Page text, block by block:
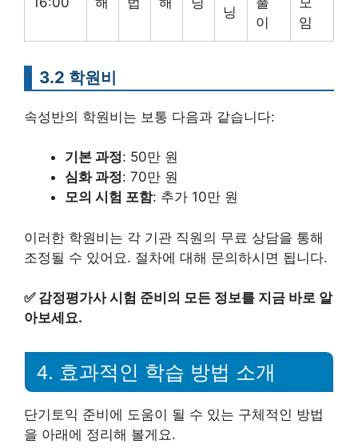
닝
이
임
3.2 학원비
속성반의 학원비는 보통 다음과 같습니다:
기본 과정: 50만 원
심화 과정: 70만 원
모의 시험 포함: 추가 10만 원
이러한 학원비는 각 기관 직원의 무료 상담을 통해
조정될 수 있어요. 절차에 대해 문의하시면 됩니다.
✅ 감정평가사 시험 준비의 모든 정보를 지금 바로 알
아보세요.
4. 효과적인 학습 방법 소개
단기토익 준비에 도움이 될 수 있는 구체적인 방법
을 아래에 정리해 볼게요.